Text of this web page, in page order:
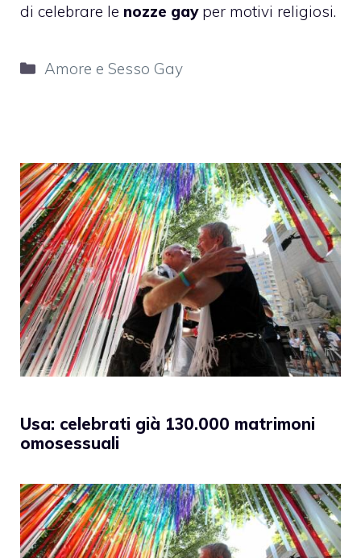
di celebrare le nozze gayper motivi religiosi.
Categorie
Amore e Sesso Gay
Usa: celebrati già 130.000 matrimoni
omosessuali